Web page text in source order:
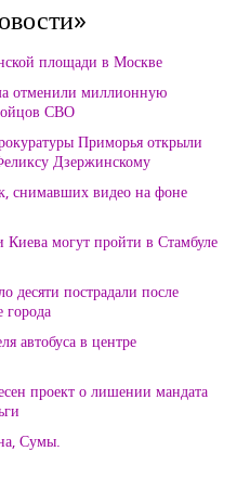
площади в Москве
отменили миллионную
СВО
Приморья открыли
Дзержинскому
снимавших видео на фоне
могут пройти в Стамбуле
десяти пострадали после
города
автобуса в центре
проект о лишении мандата
Сумы.